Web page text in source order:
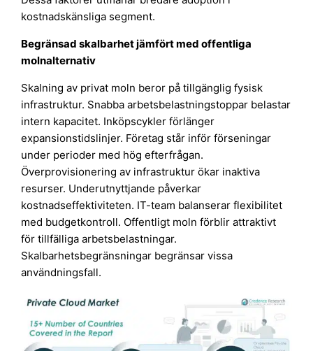
kostnadskänsliga segment.
Begränsad skalbarhet jämfört med offentliga
molnalternativ
Skalning av privat moln beror på tillgänglig fysisk
infrastruktur. Snabba arbetsbelastningstoppar belastar
intern kapacitet. Inköpscykler förlänger
expansionstidslinjer. Företag står inför förseningar
under perioder med hög efterfrågan.
Överprovisionering av infrastruktur ökar inaktiva
resurser. Underutnyttjande påverkar
kostnadseffektiviteten. IT-team balanserar flexibilitet
med budgetkontroll. Offentligt moln förblir attraktivt
för tillfälliga arbetsbelastningar.
Skalbarhetsbegränsningar begränsar vissa
användningsfall.